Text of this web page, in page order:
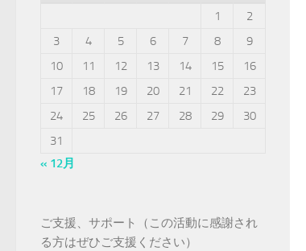
1
2
3
4 5 6 7 8
9
10
11 12 13 14 15
16
17
18 19 20 21 22
23
24
25 26 27 28 29
30
31
« 12月
ご支援、サポート（この活動に感謝され
る方はぜひご支援ください）